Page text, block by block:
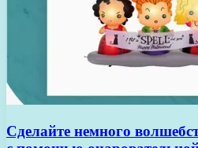
Сделайте немного